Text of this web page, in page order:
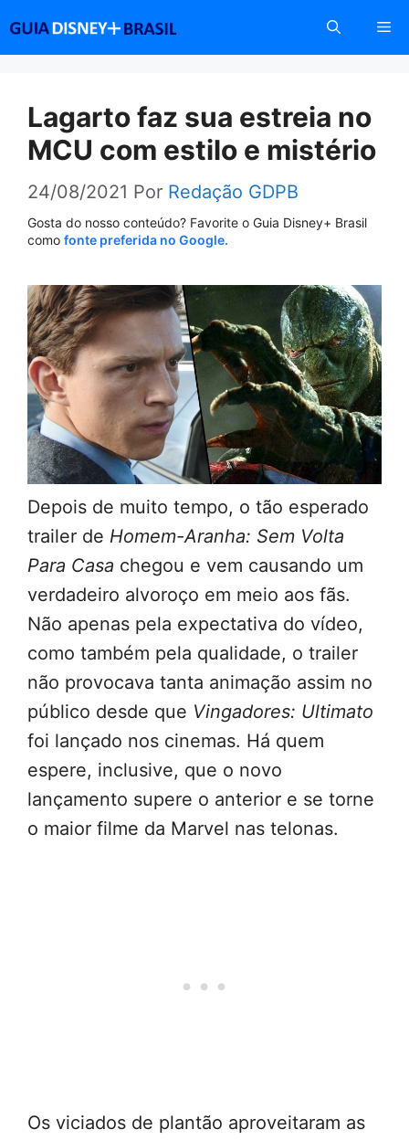
conteúdo
Lagarto faz sua estreia no
MCU com estilo e mistério
24/08/2021 Por Redação GDPB
Gosta do nosso conteúdo? Favorite o Guia Disney+ Brasil
como fonte preferida no Google.
Depois de muito tempo, o tão esperado
trailer de Homem-Aranha: Sem Volta
Para Casa chegou e vem causando um
verdadeiro alvoroço em meio aos fãs.
Não apenas pela expectativa do vídeo,
como também pela qualidade, o trailer
não provocava tanta animação assim no
público desde que Vingadores: Ultimato
foi lançado nos cinemas. Há quem
espere, inclusive, que o novo
lançamento supere o anterior e se torne
o maior filme da Marvel nas telonas.
Os viciados de plantão aproveitaram as